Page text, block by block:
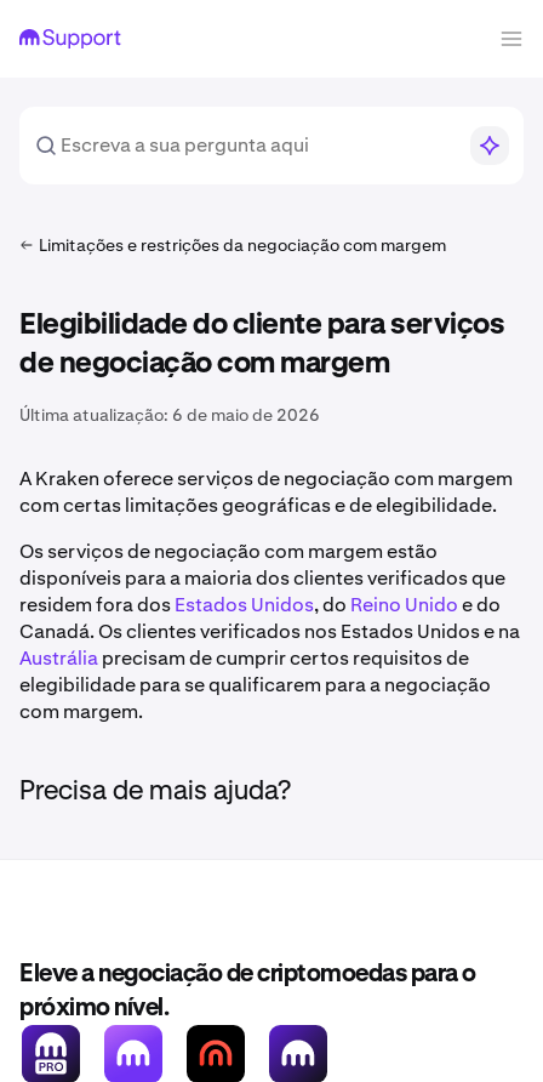
Limitações e restrições da negociação com margem
Elegibilidade do cliente para serviços
de negociação com margem
Última atualização: 6 de maio de 2026
A Kraken oferece serviços de negociação com margem
com certas limitações geográficas e de elegibilidade.
Os serviços de negociação com margem estão
disponíveis para a maioria dos clientes verificados que
residem fora dosEstados Unidos, do Reino Unidoe do
Canadá. Os clientes verificados nos Estados Unidos e na
Austráliaprecisam de cumprir certos requisitos de
elegibilidade para se qualificarem para a negociação
com margem.
Precisa de mais ajuda?
Eleve a negociação de criptomoedas para o
próximo nível.